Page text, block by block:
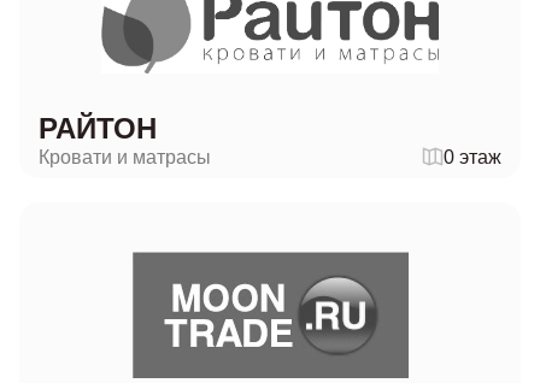
РАЙТОН
Кровати и матрасы 0 этаж